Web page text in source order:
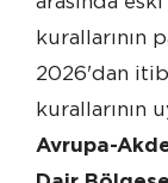
kurallarının
2026'dan
kurallarının
Avrupa-